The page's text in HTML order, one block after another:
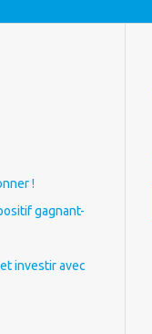
!
gagnant-
investir avec